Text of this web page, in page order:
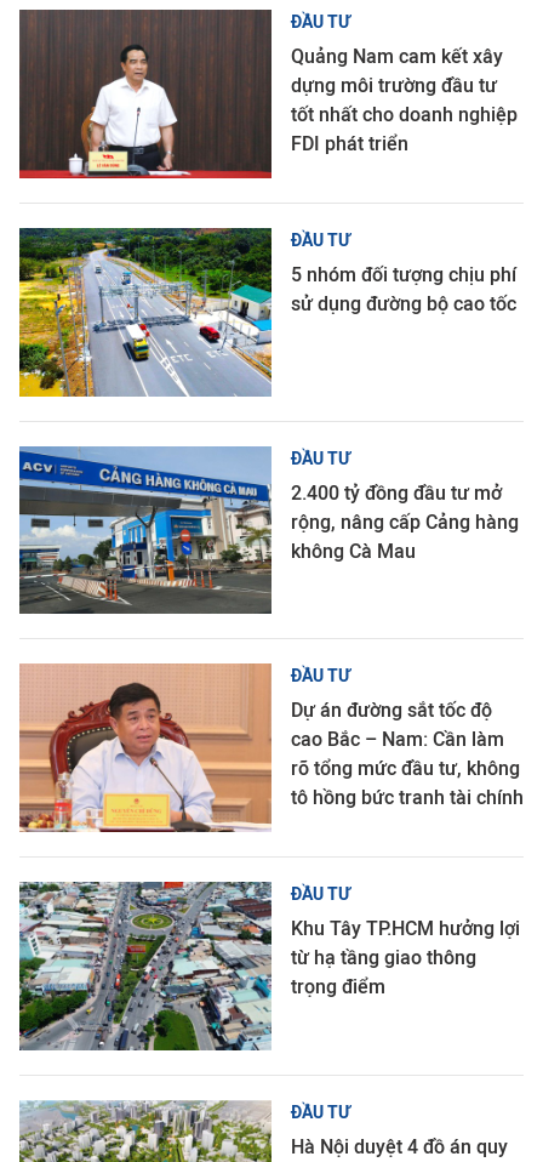
ĐẦU TƯ
Quảng Nam cam kết xây
dựng môi trường đầu tư
tốt nhất cho doanh nghiệp
FDI phát triển
ĐẦU TƯ
5 nhóm đối tượng chịu phí
sử dụng đường bộ cao tốc
ĐẦU TƯ
2.400 tỷ đồng đầu tư mở
rộng, nâng cấp Cảng hàng
không Cà Mau
ĐẦU TƯ
Dự án đường sắt tốc độ
cao Bắc – Nam: Cần làm
rõ tổng mức đầu tư, không
tô hồng bức tranh tài chính
ĐẦU TƯ
Khu Tây TP.HCM hưởng lợi
từ hạ tầng giao thông
trọng điểm
ĐẦU TƯ
Hà Nội duyệt 4 đồ án quy